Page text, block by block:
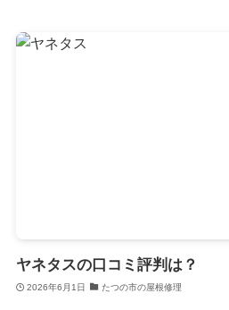
ヤネタスの口コミ評判は？
2026年6月1日 たつの市の屋根修理